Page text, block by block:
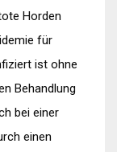
Horden
für
ist ohne
Behandlung
bei einer
einen